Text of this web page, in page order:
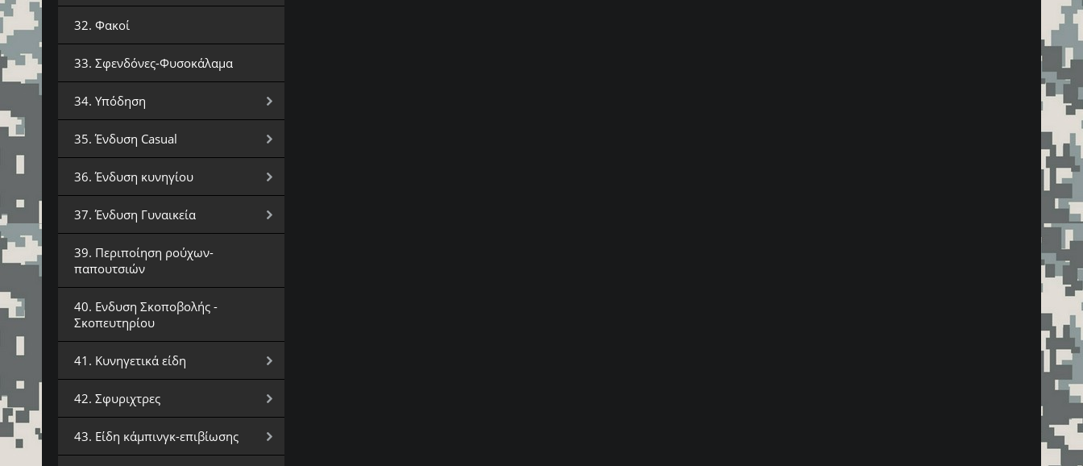
32. Φακοί
33. Σφενδόνες-Φυσοκάλαμα
34. Υπόδηση
35. Ένδυση Casual
36. Ένδυση κυνηγίου
37. Ένδυση Γυναικεία
39. Περιποίηση ρούχων-
παπουτσιών
40. Ενδυση Σκοποβολής -
Σκοπευτηρίου
41. Κυνηγετικά είδη
42. Σφυριχτρες
43. Είδη κάμπινγκ-επιβίωσης